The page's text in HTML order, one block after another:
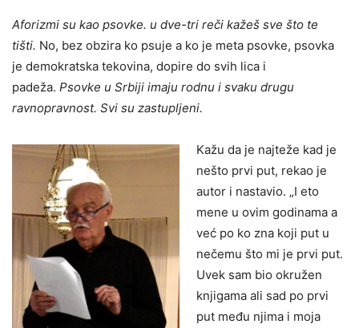
Aforizmi su kao psovke. u dve-tri reči kažeš sve što te
tišti. No, bez obzira ko psuje a ko je meta psovke, psovka
je demokratska tekovina, dopire do svih lica i
padeža. Psovke u Srbiji imaju rodnu i svaku drugu
ravnopravnost. Svi su zastupljeni.
Kažu da je najteže kad je
nešto prvi put, rekao je
autor i nastavio. „I eto
mene u ovim godinama a
već po ko zna koji put u
nečemu što mi je prvi put.
Uvek sam bio okružen
knjigama ali sad po prvi
put među njima i moja